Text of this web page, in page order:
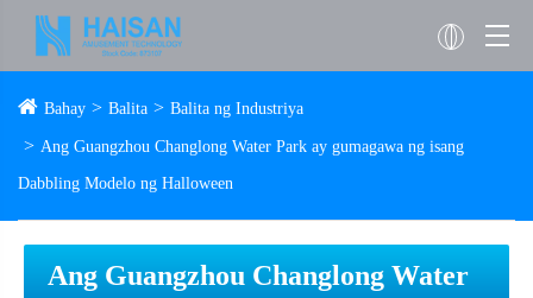
Bahay Balita Balita ng Industriya
Ang Guangzhou Changlong Water Park ay gumagawa ng isang
Dabbling Modelo ng Halloween
Ang Guangzhou Changlong Water